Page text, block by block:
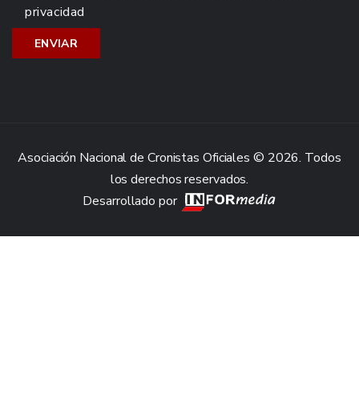
privacidad
Asociación Nacional de Cronistas Oficiales © 2026. Todos
los derechos reservados.
Desarrollado por